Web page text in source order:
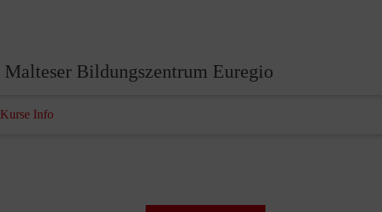
Malteser Bildungszentrum Euregio
Kurse Info